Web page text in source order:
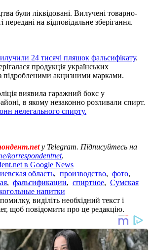
були ліквідовані. Вилучені товарно-
передані на відповідальне зберігання.
24 тисячі пляшок фальсифікату.
продукція українських
підробленими акцизними марками.
виявила гаражний бокс у
в якому незаконно розливали спирт.
нелегального спирту.
у Telegram. Підписуйтесь на
korrespondentnet.
в Google News
область, производство, фото,
, фальсификации, спиртное, Сумская
напитки
виділіть необхідний текст і
щоб повідомити про це редакцію.